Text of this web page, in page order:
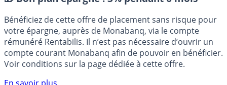
🎁 Bon plan épargne : 3% pendant 6 mois
Bénéficiez de cette offre de placement sans risque pour
votre épargne, auprès de Monabanq, via le compte
rémunéré Rentabilis. Il n’est pas nécessaire d’ouvrir un
compte courant Monabanq afin de pouvoir en bénéficier.
Voir conditions sur la page dédiée à cette offre.